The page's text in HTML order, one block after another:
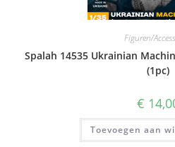
Figuren/
Spalah 14535 Ukrainian
(1pc)
€
Toevoegen aan